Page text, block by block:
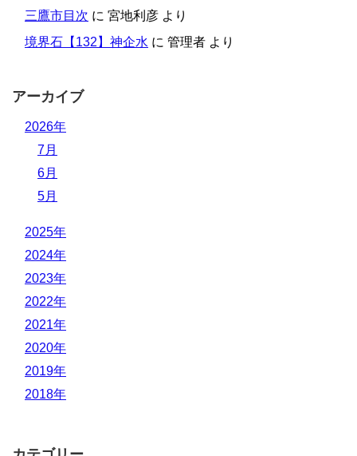
三鷹市目次 に 宮地利彦 より
境界石【132】神企水 に 管理者 より
アーカイブ
2026年
7月
6月
5月
2025年
2024年
2023年
2022年
2021年
2020年
2019年
2018年